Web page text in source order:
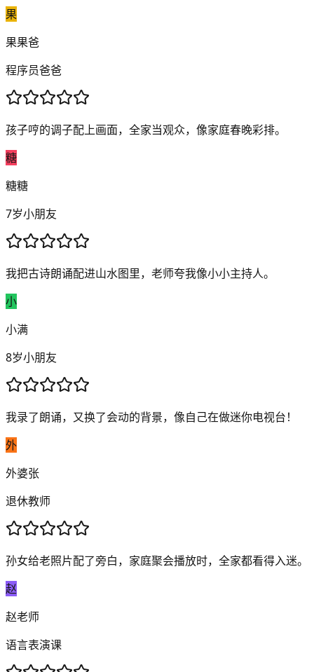
果
果果爸
程序员爸爸
孩子哼的调子配上画面，全家当观众，像家庭春晚彩排。
糖
糖糖
7岁小朋友
我把古诗朗诵配进山水图里，老师夸我像小小主持人。
小
小满
8岁小朋友
我录了朗诵，又换了会动的背景，像自己在做迷你电视台！
外
外婆张
退休教师
孙女给老照片配了旁白，家庭聚会播放时，全家都看得入迷。
赵
赵老师
语言表演课